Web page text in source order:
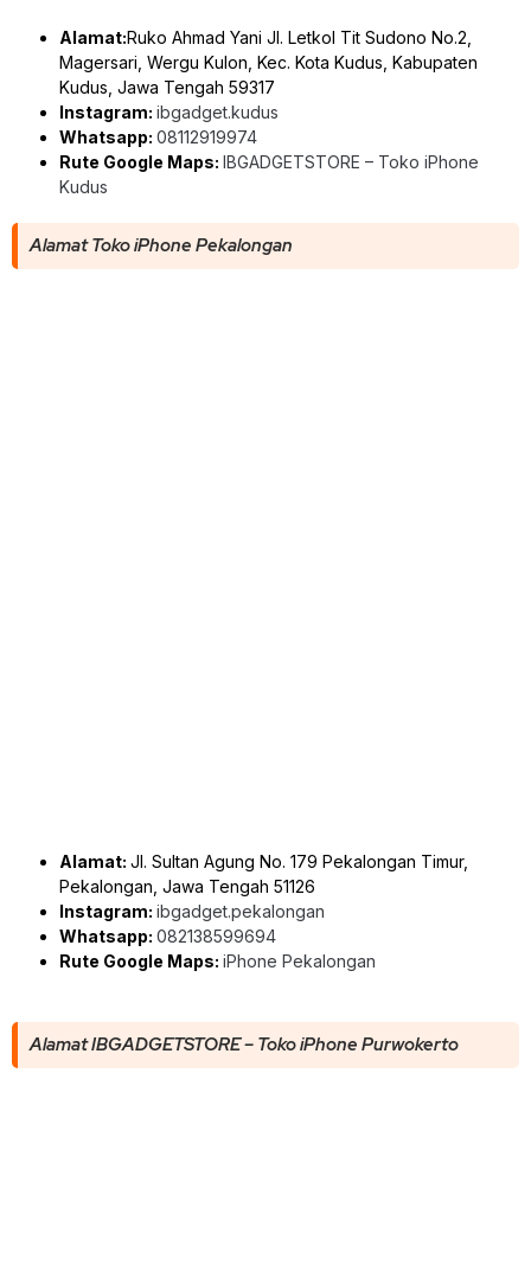
Alamat:Ruko Ahmad Yani Jl. Letkol Tit Sudono No.2,
Magersari, Wergu Kulon, Kec. Kota Kudus, Kabupaten
Kudus, Jawa Tengah 59317
Instagram: ibgadget.kudus
Whatsapp: 08112919974
Rute Google Maps: IBGADGETSTORE – Toko iPhone
Kudus
Alamat Toko iPhone Pekalongan
Alamat: Jl. Sultan Agung No. 179 Pekalongan Timur,
Pekalongan, Jawa Tengah 51126
Instagram: ibgadget.pekalongan
Whatsapp: 082138599694
Rute Google Maps: iPhone Pekalongan
Alamat IBGADGETSTORE – Toko iPhone Purwokerto